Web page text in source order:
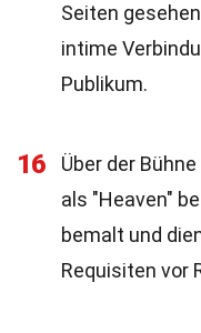
Seiten
intime
Publikum.
16
Über der
als "Heaven"
bemalt und
Requisiten vor